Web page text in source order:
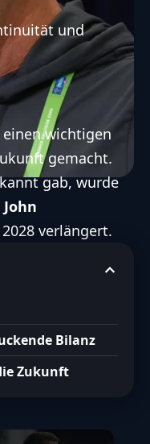
und
wichtigen
gemacht.
gab, wurde
verlängert.
Bilanz
Zukunft